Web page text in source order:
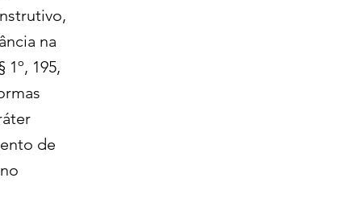
na
195,
de